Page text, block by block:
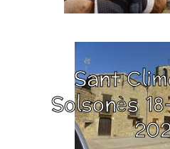
Sant
Solsonès